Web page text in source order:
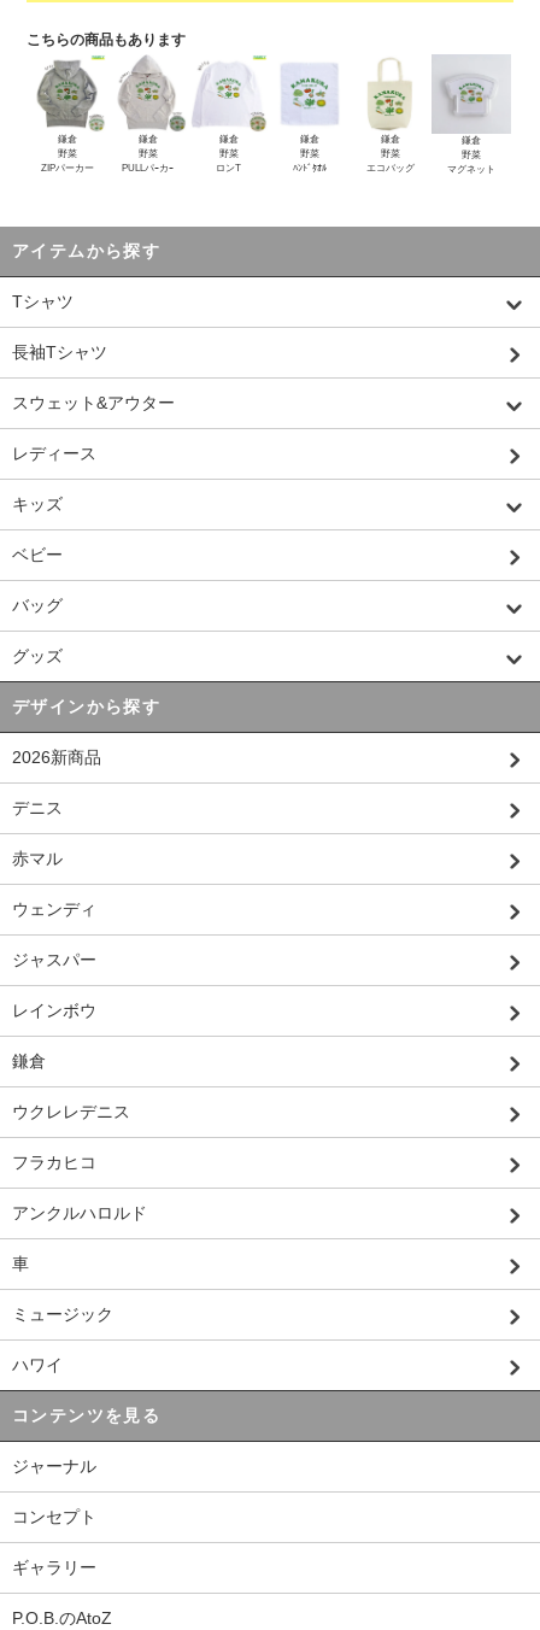
こちらの商品もあります
鎌倉
野菜
ZIPパーカー
鎌倉
野菜
PULLパｰカｰ
鎌倉
野菜
ロンT
鎌倉
野菜
ﾊﾝﾄﾞﾀｵﾙ
鎌倉
野菜
エコバッグ
鎌倉
野菜
マグネット
アイテムから探す
Tシャツ
長袖Tシャツ
スウェット&アウター
レディース
キッズ
ベビー
バッグ
グッズ
デザインから探す
2026新商品
デニス
赤マル
ウェンディ
ジャスパー
レインボウ
鎌倉
ウクレレデニス
フラカヒコ
アンクルハロルド
車
ミュージック
ハワイ
コンテンツを見る
ジャーナル
コンセプト
ギャラリー
P.O.B.のAtoZ